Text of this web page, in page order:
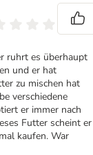
ruhrt es überhaupt
und er hat
zu mischen hat
verschiedene
er immer nach
Futter scheint er
kaufen. War